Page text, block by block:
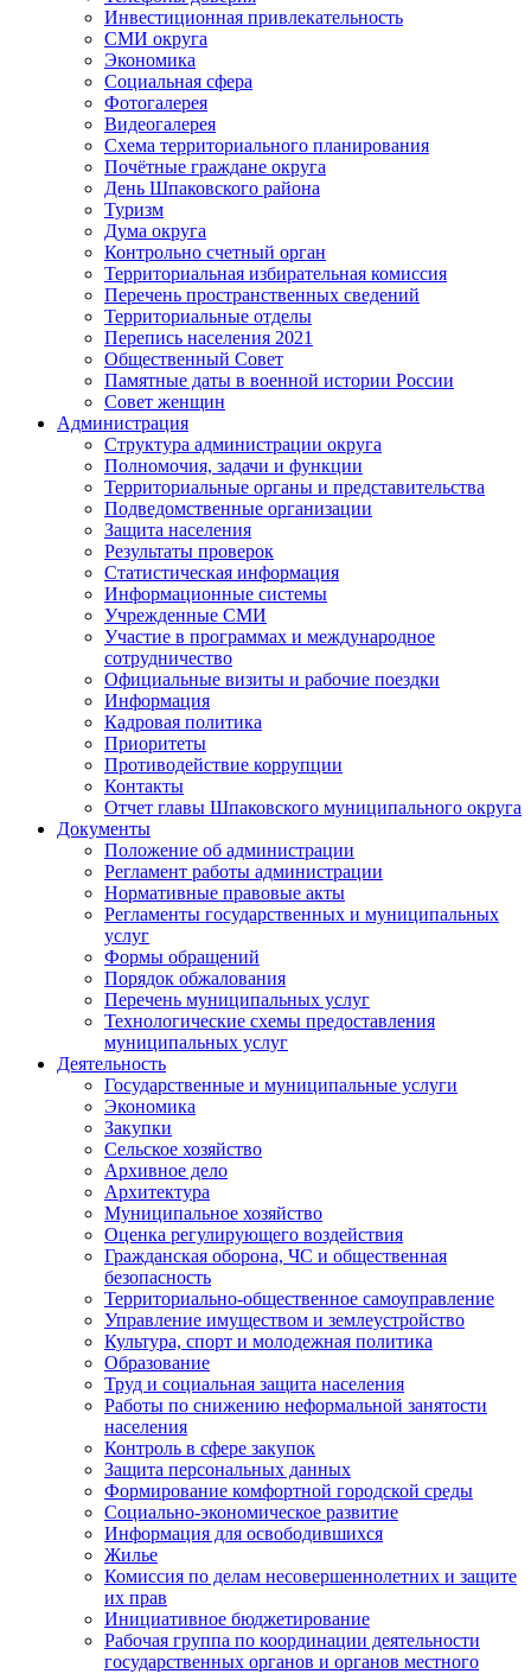
Инвестиционная привлекательность
СМИ округа
Экономика
Социальная сфера
Фотогалерея
Видеогалерея
Схема территориального планирования
Почётные граждане округа
День Шпаковского района
Туризм
Дума округа
Контрольно счетный орган
Территориальная избирательная комиссия
Перечень пространственных сведений
Территориальные отделы
Перепись населения 2021
Общественный Совет
Памятные даты в военной истории России
Совет женщин
Администрация
Структура администрации округа
Полномочия, задачи и функции
Территориальные органы и представительства
Подведомственные организации
Защита населения
Результаты проверок
Статистическая информация
Информационные системы
Учрежденные СМИ
Участие в программах и международное
сотрудничество
Официальные визиты и рабочие поездки
Информация
Кадровая политика
Приоритеты
Противодействие коррупции
Контакты
Отчет главы Шпаковского муниципального округа
Документы
Положение об администрации
Регламент работы администрации
Нормативные правовые акты
Регламенты государственных и муниципальных
услуг
Формы обращений
Порядок обжалования
Перечень муниципальных услуг
Технологические схемы предоставления
муниципальных услуг
Деятельность
Государственные и муниципальные услуги
Экономика
Закупки
Сельское хозяйство
Архивное дело
Архитектура
Муниципальное хозяйство
Оценка регулирующего воздействия
Гражданская оборона, ЧС и общественная
безопасность
Территориально-общественное самоуправление
Управление имуществом и землеустройство
Культура, спорт и молодежная политика
Образование
Труд и социальная защита населения
Работы по снижению неформальной занятости
населения
Контроль в сфере закупок
Защита персональных данных
Формирование комфортной городской среды
Социально-экономическое развитие
Информация для освободившихся
Жилье
Комиссия по делам несовершеннолетних и защите
их прав
Инициативное бюджетирование
Рабочая группа по координации деятельности
государственных органов и органов местного